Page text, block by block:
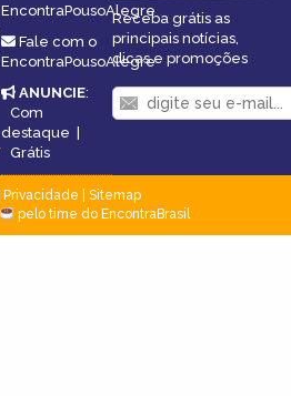
EncontraPousoAlegre
Fale com o
EncontraPousoAlegre
ANUNCIE:
Com
destaque |
Grátis
Receba grátis as
principais notícias,
dicas e promoções
Privacidade
Sitemap
pelo time do EncontraBrasil